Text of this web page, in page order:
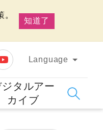
知道了
Language
ジタルアー
カイブ